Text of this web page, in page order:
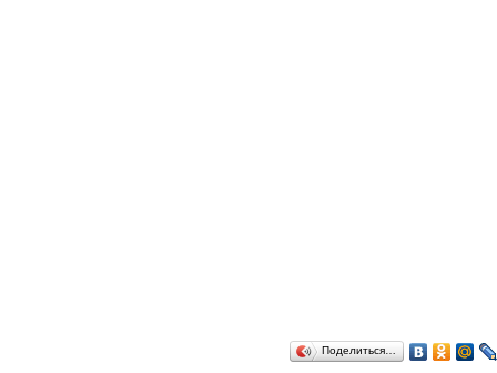
Поделиться…